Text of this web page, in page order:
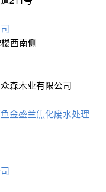
西南侧
森木业有限公司
金盛兰焦化废水处理